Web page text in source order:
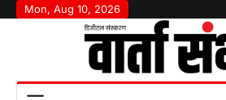
SkipMon, Aug 10, 2026